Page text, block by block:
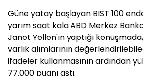
Güne yatay başlayan BIST 100
yarım saat kala ABD Merkez
Janet Yellen'ın yaptığı
varlık alımlarının
ifadeler kullanmasının ardından
77.000 puanı aştı.